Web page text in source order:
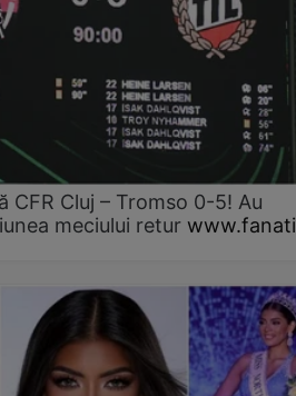
CFR Cluj – Tromso 0-5! Au
meciului retur